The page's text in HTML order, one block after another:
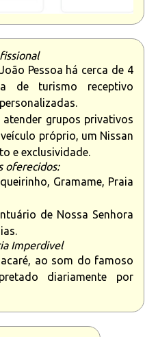
Pessoa há cerca de 4
de turismo receptivo
grupos privativos
próprio, um Nissan
e exclusividade.
oferecidos:
Gramame, Praia
de Nossa Senhora
Imperdivel
ao som do famoso
diariamente por